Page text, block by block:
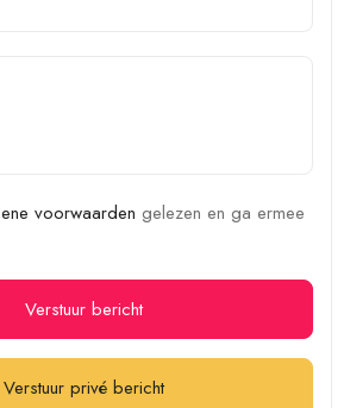
voorwaarden gelezen en ga ermee
Verstuur bericht
Verstuur privé bericht